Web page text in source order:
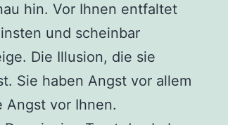
hin. Vor Ihnen entfaltet
und scheinbar
Die Illusion, die sie
Sie haben Angst vor allem
Angst vor Ihnen.